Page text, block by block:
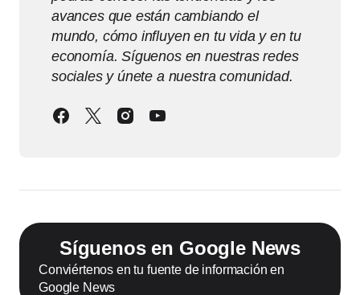
avances que están cambiando el
mundo, cómo influyen en tu vida y en tu
economía. Síguenos en nuestras redes
sociales y únete a nuestra comunidad.
Síguenos en Google News
Conviértenos en tu fuente de información en
Google News